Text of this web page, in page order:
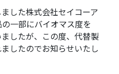
ました株式会社セイコーア
一部にバイオマス度を
したが、この度、代替製
したのでお知らせいたし